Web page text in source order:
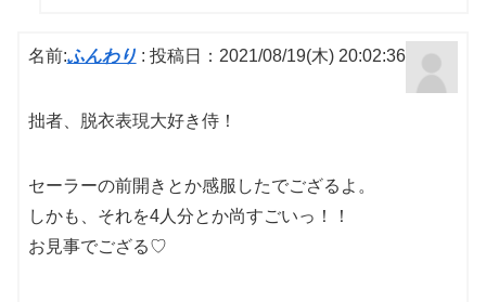
名前:ふんわり : 投稿日：2021/08/19(木) 20:02:36
拙者、脱衣表現大好き侍！
セーラーの前開きとか感服したでござるよ。
しかも、それを4人分とか尚すごいっ！！
お見事でござる♡